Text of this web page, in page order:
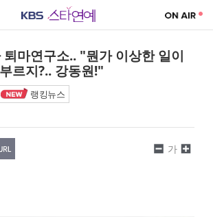
마연구소.. "뭔가 이상한 일이
르지?.. 강동원!"
랭킹뉴스
가